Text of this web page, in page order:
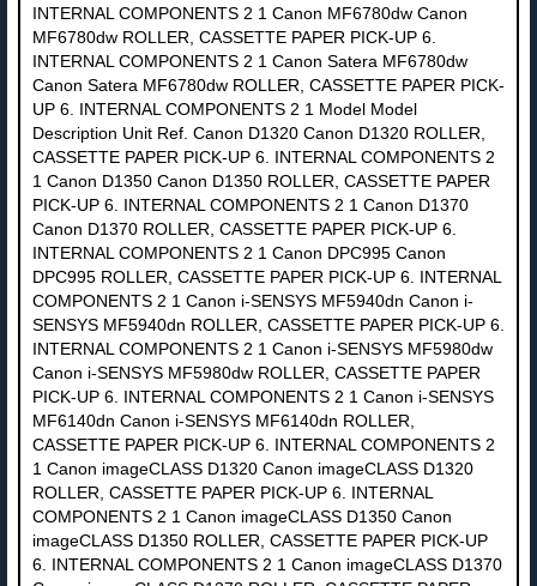
INTERNAL COMPONENTS 2 1 Canon MF6780dw Canon
MF6780dw ROLLER, CASSETTE PAPER PICK-UP 6.
INTERNAL COMPONENTS 2 1 Canon Satera MF6780dw
Canon Satera MF6780dw ROLLER, CASSETTE PAPER PICK-
UP 6. INTERNAL COMPONENTS 2 1 Model Model
Description Unit Ref. Canon D1320 Canon D1320 ROLLER,
CASSETTE PAPER PICK-UP 6. INTERNAL COMPONENTS 2
1 Canon D1350 Canon D1350 ROLLER, CASSETTE PAPER
PICK-UP 6. INTERNAL COMPONENTS 2 1 Canon D1370
Canon D1370 ROLLER, CASSETTE PAPER PICK-UP 6.
INTERNAL COMPONENTS 2 1 Canon DPC995 Canon
DPC995 ROLLER, CASSETTE PAPER PICK-UP 6. INTERNAL
COMPONENTS 2 1 Canon i-SENSYS MF5940dn Canon i-
SENSYS MF5940dn ROLLER, CASSETTE PAPER PICK-UP 6.
INTERNAL COMPONENTS 2 1 Canon i-SENSYS MF5980dw
Canon i-SENSYS MF5980dw ROLLER, CASSETTE PAPER
PICK-UP 6. INTERNAL COMPONENTS 2 1 Canon i-SENSYS
MF6140dn Canon i-SENSYS MF6140dn ROLLER,
CASSETTE PAPER PICK-UP 6. INTERNAL COMPONENTS 2
1 Canon imageCLASS D1320 Canon imageCLASS D1320
ROLLER, CASSETTE PAPER PICK-UP 6. INTERNAL
COMPONENTS 2 1 Canon imageCLASS D1350 Canon
imageCLASS D1350 ROLLER, CASSETTE PAPER PICK-UP
6. INTERNAL COMPONENTS 2 1 Canon imageCLASS D1370